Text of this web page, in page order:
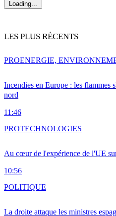
Loading...
LES PLUS RÉCENTS
Incendies en Europe : les flammes
nord
11:46
PROENERGIE,
Au cœur de l'expérience de l'UE
10:56
PROTECHNOLOGIES
La droite attaque les ministres
POLITIQUE